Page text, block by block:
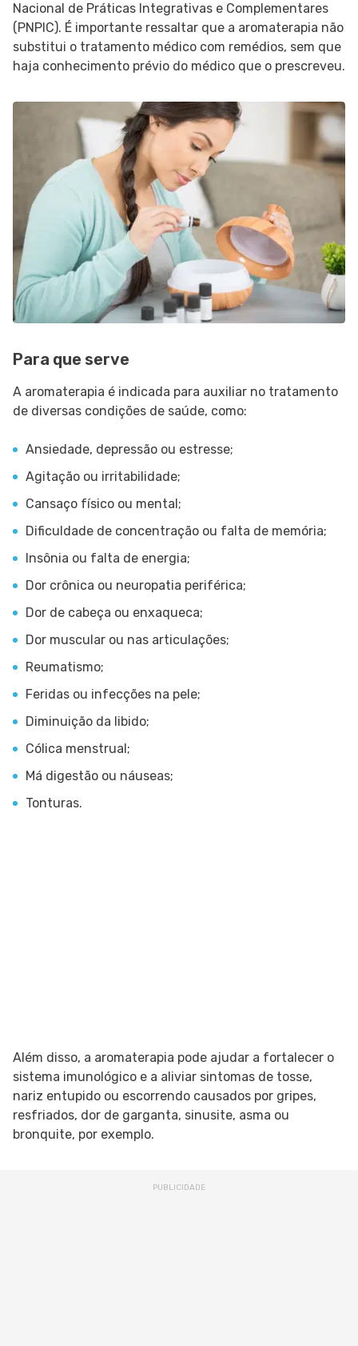
Nacional de Práticas Integrativas e Complementares
(PNPIC). É importante ressaltar que a aromaterapia não
substitui o tratamento médico com remédios, sem que
haja conhecimento prévio do médico que o prescreveu.
Para que serve
A aromaterapia é indicada para auxiliar no tratamento
de diversas condições de saúde, como:
Ansiedade, depressão ou estresse;
Agitação ou irritabilidade;
Cansaço físico ou mental;
Dificuldade de concentração ou falta de memória;
Insônia ou falta de energia;
Dor crônica ou neuropatia periférica;
Dor de cabeça ou enxaqueca;
Dor muscular ou nas articulações;
Reumatismo;
Feridas ou infecções na pele;
Diminuição da libido;
Cólica menstrual;
Má digestão ou náuseas;
Tonturas.
Além disso, a aromaterapia pode ajudar a fortalecer o
sistema imunológico e a aliviar sintomas de tosse,
nariz entupido ou escorrendo causados por gripes,
resfriados, dor de garganta, sinusite, asma ou
bronquite, por exemplo.